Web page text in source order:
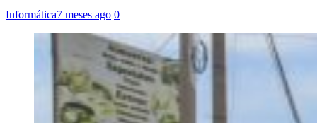
Informática7 meses ago 0